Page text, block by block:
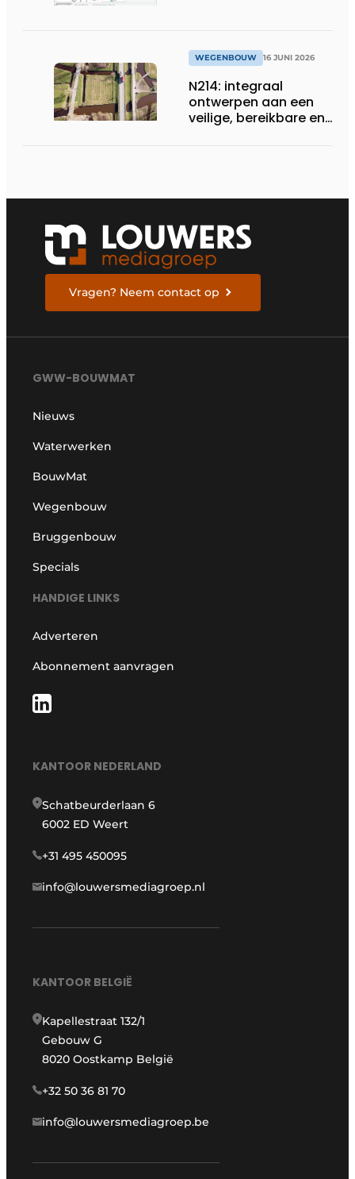
WEGENBOUW 16 JUNI 2026
N214: integraal
ontwerpen aan een
veilige, bereikbare en
Vragen? Neem contact op
GWW-BOUWMAT
Nieuws
Waterwerken
BouwMat
Wegenbouw
Bruggenbouw
Specials
HANDIGE LINKS
Adverteren
Abonnement aanvragen
KANTOOR NEDERLAND
Schatbeurderlaan 6
6002 ED Weert
+31 495 450095
info@louwersmediagroep.nl
KANTOOR BELGIË
Kapellestraat 132/1
Gebouw G
8020 Oostkamp België
+32 50 36 81 70
info@louwersmediagroep.be